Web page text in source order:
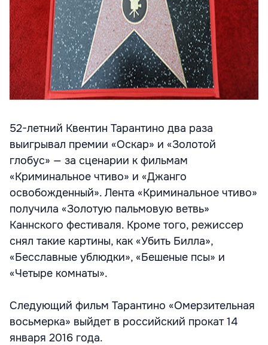
52-летний Квентин Тарантино два раза
выигрывал премии «Оскар» и «Золотой
глобус» — за сценарии к фильмам
«Криминальное чтиво» и «Джанго
освобожденный». Лента «Криминальное чтиво»
получила «Золотую пальмовую ветвь»
Каннского фестиваля. Кроме того, режиссер
снял такие картины, как «Убить Билла»,
«Бесславные ублюдки», «Бешеные псы» и
«Четыре комнаты».
Следующий фильм Тарантино «Омерзительная
восьмерка» выйдет в российский прокат 14
января 2016 года.